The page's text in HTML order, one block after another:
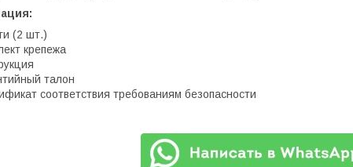
(2 шт.)
крепежа
талон
соответствия требованиям безопасности